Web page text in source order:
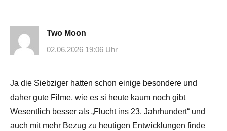
Two Moon
02.06.2026 19:06 Uhr
Ja die Siebziger hatten schon einige besondere und
daher gute Filme, wie es si heute kaum noch gibt
Wesentlich besser als „Flucht ins 23. Jahrhundert“ und
auch mit mehr Bezug zu heutigen Entwicklungen finde